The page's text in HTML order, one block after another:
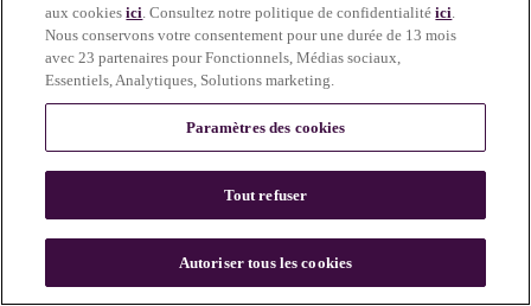
n
aux cookiesici. Consultez notre politique de confidentialitéici.
Nous conservons votre consentement pour une durée de 13 mois
avec 23 partenaires pour Fonctionnels, Médias sociaux,
Essentiels, Analytiques, Solutions marketing.
Paramètres des cookies
Tout refuser
Autoriser tous les cookies